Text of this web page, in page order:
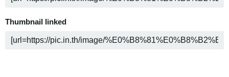
Thumbnail linked